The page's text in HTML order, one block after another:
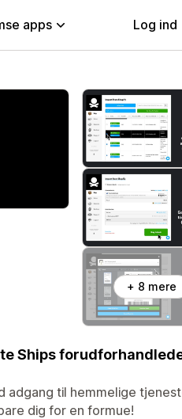
apps Log ind
+ 8 mere
Ships
adgang til hemmelige
dig for en formue!